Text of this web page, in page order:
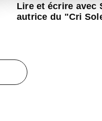
Lire et écrire avec
autrice du "Cri